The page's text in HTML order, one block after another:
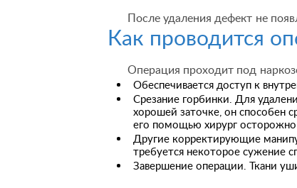
После удаления дефект не
Как проводится
Операция проходит под
Обеспечивается доступ к
Срезание горбинки. Для
хорошей заточке, он способен
его помощью хирург осторожно
Другие корректирующие
требуется некоторое сужение
Завершение операции. Ткани